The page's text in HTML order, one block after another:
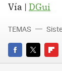
Vía | DGui
FACEBOOK
TWITTER
TEMAS